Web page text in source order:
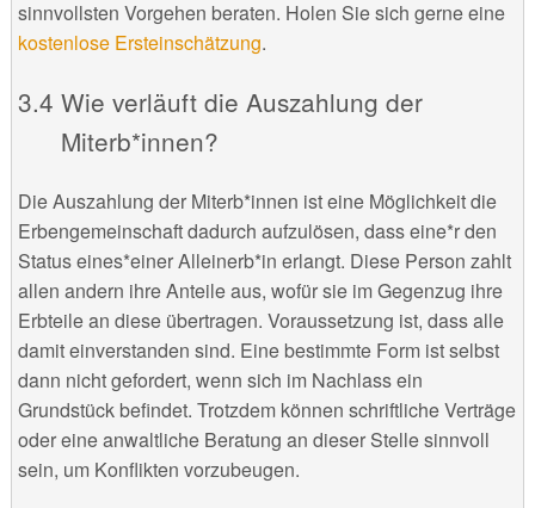
sinnvollsten Vorgehen beraten. Holen Sie sich gerne eine
kostenlose Ersteinschätzung.
Wie verläuft die Auszahlung der
Miterb*innen?
Die Auszahlung der Miterb*innen ist eine Möglichkeit die
Erbengemeinschaft dadurch aufzulösen, dass eine*r den
Status eines*einer Alleinerb*in erlangt. Diese Person zahlt
allen andern ihre Anteile aus, wofür sie im Gegenzug ihre
Erbteile an diese übertragen. Voraussetzung ist, dass alle
damit einverstanden sind. Eine bestimmte Form ist selbst
dann nicht gefordert, wenn sich im Nachlass ein
Grundstück befindet. Trotzdem können schriftliche Verträge
oder eine anwaltliche Beratung an dieser Stelle sinnvoll
sein, um Konflikten vorzubeugen.